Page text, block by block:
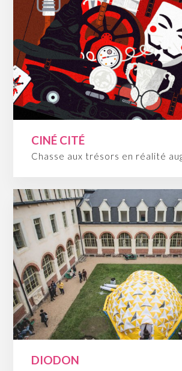
CINÉ CITÉ
Chasse aux trésors en réalité
DIODON